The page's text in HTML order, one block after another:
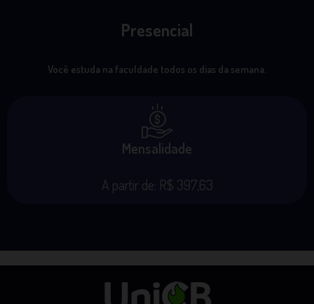
Presencial
Você estuda na faculdade todos os dias da semana.
Mensalidade
A partir de: R$ 397,63